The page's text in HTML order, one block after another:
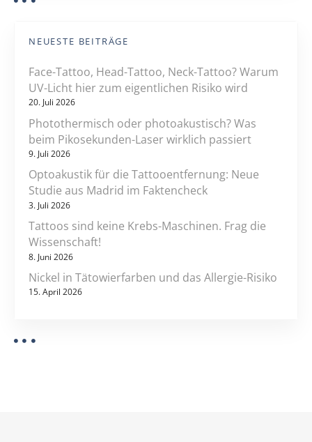
NEUESTE BEITRÄGE
Face-Tattoo, Head-Tattoo, Neck-Tattoo? Warum
UV-Licht hier zum eigentlichen Risiko wird
20. Juli 2026
Photothermisch oder photoakustisch? Was
beim Pikosekunden-Laser wirklich passiert
9. Juli 2026
Optoakustik für die Tattooentfernung: Neue
Studie aus Madrid im Faktencheck
3. Juli 2026
Tattoos sind keine Krebs-Maschinen. Frag die
Wissenschaft!
8. Juni 2026
Nickel in Tätowierfarben und das Allergie-Risiko
15. April 2026